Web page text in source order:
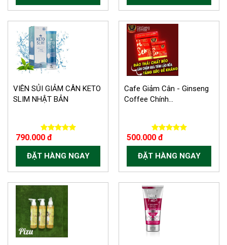
VIÊN SỦI GIẢM CÂN KETO
SLIM NHẬT BẢN
790.000 đ
ĐẶT HÀNG NGAY
Cafe Giảm Cân - Ginseng
Coffee Chính...
500.000 đ
ĐẶT HÀNG NGAY